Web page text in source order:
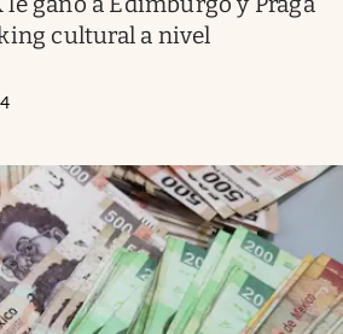
cultural a nivel